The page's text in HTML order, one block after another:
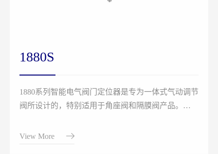
1880S
1880系列智能电气阀门定位器是专为一体式气动调节
阀所设计的，特别适用于角座阀和隔膜阀产品。
和按键面板进行操作。
定位器可通过检测位移传感器信号，对阀位进行快速
View More